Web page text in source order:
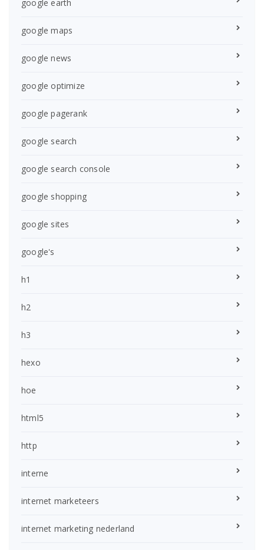
google earth
google maps
google news
google optimize
google pagerank
google search
google search console
google shopping
google sites
google's
h1
h2
h3
hexo
hoe
html5
http
interne
internet marketeers
internet marketing nederland